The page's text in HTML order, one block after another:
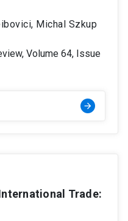
Michal Szkup
Volume 64, Issue
arrow_forward
Trade: